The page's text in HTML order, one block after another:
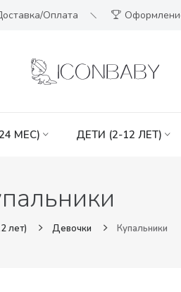
Оплата
МЕС) ДЕТИ (2-12 ЛЕТ)
лет) Девочки Купальники